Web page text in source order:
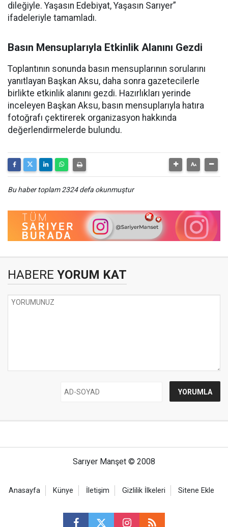
dileğiyle. Yaşasın Edebiyat, Yaşasın Sarıyer”
ifadeleriyle tamamladı.
Basın Mensuplarıyla Etkinlik Alanını Gezdi
Toplantının sonunda basın mensuplarının sorularını
yanıtlayan Başkan Aksu, daha sonra gazetecilerle
birlikte etkinlik alanını gezdi. Hazırlıkları yerinde
inceleyen Başkan Aksu, basın mensuplarıyla hatıra
fotoğrafı çektirerek organizasyon hakkında
değerlendirmelerde bulundu.
Bu haber toplam 2324 defa okunmuştur
HABERE YORUM KAT
Sarıyer Manşet © 2008
Anasayfa Künye İletişim Gizlilik İlkeleri Sitene Ekle